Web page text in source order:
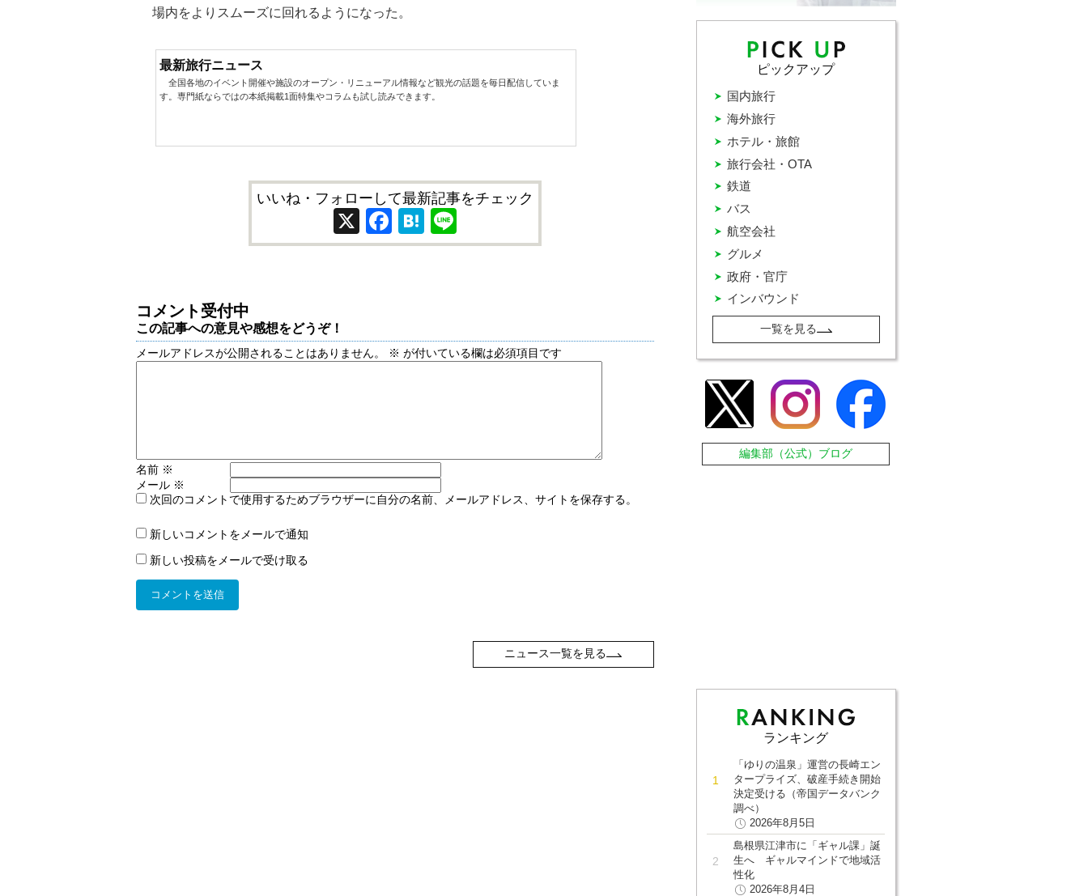
場内をよりスムーズに回れるようになった。
最新旅行ニュース
全国各地のイベント開催や施設のオープン・リニューアル情報など観光の話題を毎日配信していま
す。専門紙ならではの本紙掲載1面特集やコラムも試し読みできます。
いいね・フォローして最新記事をチェック
X Facebook
Hatena
コメント受付中
この記事への意見や感想をどうぞ！
メールアドレスが公開されることはありません。 ※ が付いている欄は必須項目です
名前 ※
メール ※
次回のコメントで使用するためブラウザーに自分の名前、メールアドレス、サイトを保存する。
新しいコメントをメールで通知
新しい投稿をメールで受け取る
ニュース一覧を見る
ピックアップ
インバウンド
グルメ
バス
ホテル・旅館
国内旅行
政府・官庁
旅行会社・OTA
海外旅行
航空会社
鉄道
一覧を見る
編集部（公式）ブログ
ランキング
「ゆりの温泉」運営の長崎エン
タープライズ、破産手続き開始
決定受ける（帝国データバンク
調べ）
2026年8月5日
島根県江津市に「ギャル課」誕
生へ ギャルマインドで地域活
性化
2026年8月4日